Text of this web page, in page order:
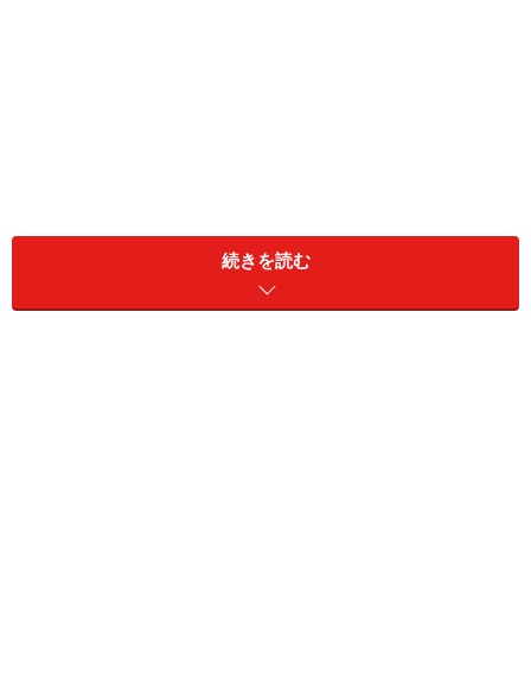
この感覚は、「1000万円貯めること」と似ています。
1000万円を貯めた人は、「最初は、学生時代に貯めた10
万円からのスタートだった」「100万円も貯蓄がないの
続きを読む